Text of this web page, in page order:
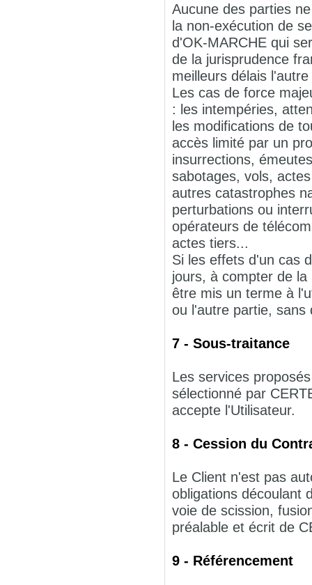
Aucune des parties
la non-exécution de
d'OK-MARCHE qui
de la jurisprudence
meilleurs délais
Les cas de force
: les intempéries,
les modifications de
accès limité par un
insurrections,
sabotages, vols,
autres catastrophes
perturbations ou
opérateurs de
actes tiers...
Si les effets d'un cas
jours, à compter de
être mis un terme à
ou l'autre partie, sans
7 - Sous-traitance
Les services
sélectionné par
accepte l'Utilisateur.
8 - Cession du
Le Client n'est pas
obligations découlant
voie de scission,
préalable et écrit de
9 - Référencement